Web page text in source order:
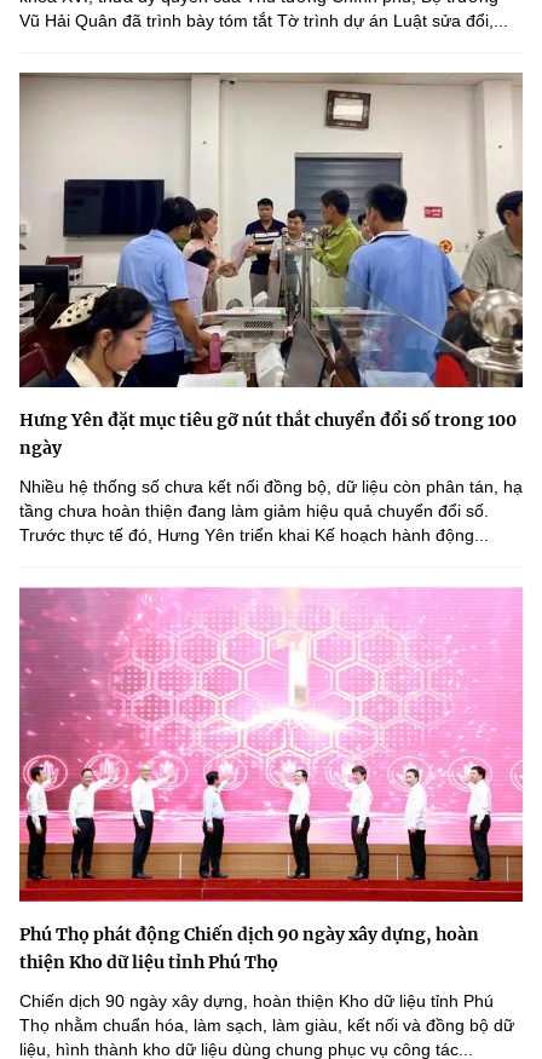
Vũ Hải Quân đã trình bày tóm tắt Tờ trình dự án Luật sửa đổi,...
Hưng Yên đặt mục tiêu gỡ nút thắt chuyển đổi số trong 100
ngày
Nhiều hệ thống số chưa kết nối đồng bộ, dữ liệu còn phân tán, hạ
tầng chưa hoàn thiện đang làm giảm hiệu quả chuyển đổi số.
Trước thực tế đó, Hưng Yên triển khai Kế hoạch hành động...
Phú Thọ phát động Chiến dịch 90 ngày xây dựng, hoàn
thiện Kho dữ liệu tỉnh Phú Thọ
Chiến dịch 90 ngày xây dựng, hoàn thiện Kho dữ liệu tỉnh Phú
Thọ nhằm chuẩn hóa, làm sạch, làm giàu, kết nối và đồng bộ dữ
liệu, hình thành kho dữ liệu dùng chung phục vụ công tác...